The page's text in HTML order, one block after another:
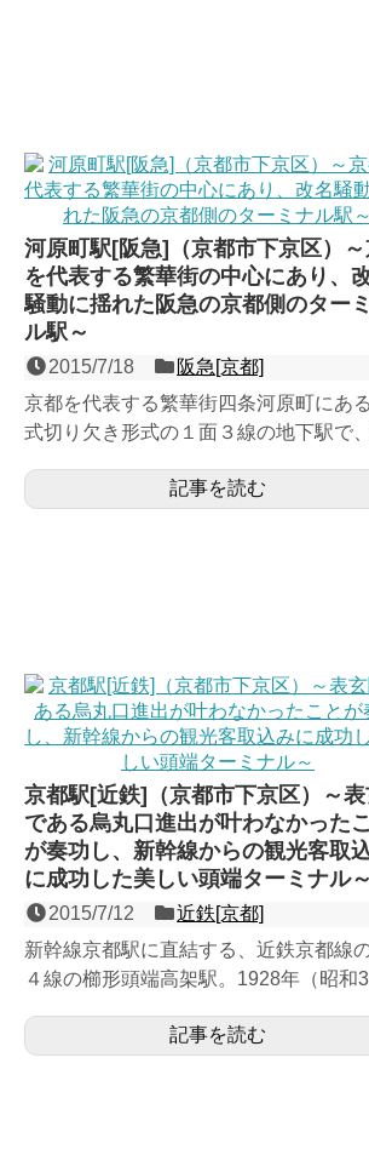
河原町駅[阪急]（京都市下京区）
を代表する繁華街の中心にあり、
騒動に揺れた阪急の京都側のター
ル駅～
2015/7/18
阪急[京都]
京都を代表する繁華街四条河原町にあ
式切り欠き形式の１面３線の地下駅で
て隣の烏丸駅までの四...
記事を読む
京都駅[近鉄]（京都市下京区）～表
である烏丸口進出が叶わなかった
が奏功し、新幹線からの観光客取
に成功した美しい頭端ターミナル～
2015/7/12
近鉄[京都]
新幹線京都駅に直結する、近鉄京都線
４線の櫛形頭端高架駅。1928年（昭和3
在の地下鉄京都駅...記事を読む